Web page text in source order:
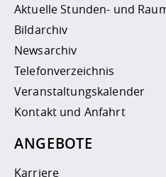
Aktuelle Stunden- und
Bildarchiv
Newsarchiv
Telefonverzeichnis
Veranstaltungskalender
Kontakt und Anfahrt
ANGEBOTE
Karriere